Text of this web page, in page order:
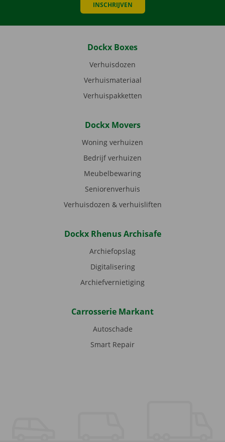
INSCHRIJVEN
Dockx Boxes
Verhuisdozen
Verhuismateriaal
Verhuispakketten
Dockx Movers
Woning verhuizen
Bedrijf verhuizen
Meubelbewaring
Seniorenverhuis
Verhuisdozen & verhuisliften
Dockx Rhenus Archisafe
Archiefopslag
Digitalisering
Archiefvernietiging
Carrosserie Markant
Autoschade
Smart Repair